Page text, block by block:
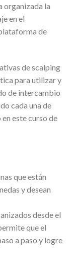
organizada la
en el
de
de scalping
para utilizar y
de intercambio
cada una de
este curso de
que están
y desean
desde el
que el
a paso y logre